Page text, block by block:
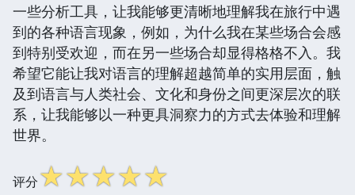
一些分析工具，让我能够更清晰地理解我在旅行中遇
到的各种语言现象，例如，为什么我在某些场合会感
到特别受欢迎，而在另一些场合却显得格格不入。我
希望它能让我对语言的理解超越简单的实用层面，触
及到语言与人类社会、文化和身份之间更深层次的联
系，让我能够以一种更具洞察力的方式去体验和理解
世界。
评分☆☆☆☆☆